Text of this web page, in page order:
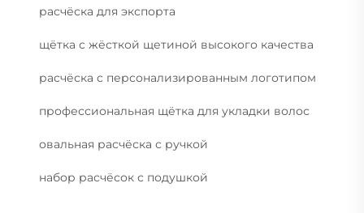
расчёска для экспорта
щётка с жёсткой щетиной высокого качества
расчёска с персонализированным логотипом
профессиональная щётка для укладки волос
овальная расчёска с ручкой
набор расчёсок с подушкой